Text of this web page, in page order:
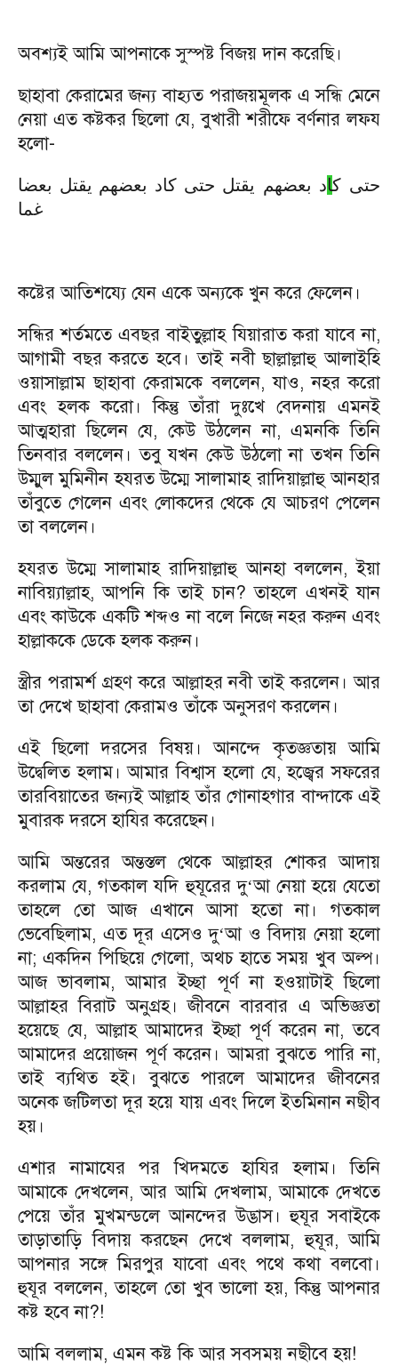
অবশ্যই আমি আপনাকে সুস্পষ্ট বিজয় দান করেছি।
ছাহাবা কেরামের জন্য বাহ্যত পরাজয়মূলক এ সন্ধি মেনে
নেয়া এত কষ্টকর ছিলো যে, বুখারী শরীফে বর্ণনার লফয
হলো-
حتى كاد بعضهم يقتل حتى كاد بعضهم يقتل بعضا
غما
কষ্টের আতিশয্যে যেন একে অন্যকে খুন করে ফেলেন।
সন্ধির শর্তমতে এবছর বাইতুল্লাহ যিয়ারাত করা যাবে না,
আগামী বছর করতে হবে। তাই নবী ছাল্লাল্লাহু আলাইহি
ওয়াসাল্লাম ছাহাবা কেরামকে বললেন, যাও, নহর করো
এবং হলক করো। কিন্তু তাঁরা দুঃখে বেদনায় এমনই
আত্মহারা ছিলেন যে, কেউ উঠলেন না, এমনকি তিনি
তিনবার বললেন। তবু যখন কেউ উঠলো না তখন তিনি
উম্মুল মুমিনীন হযরত উম্মে সালামাহ রাদিয়াল্লাহু আনহার
তাঁবুতে গেলেন এবং লোকদের থেকে যে আচরণ পেলেন
তা বললেন।
হযরত উম্মে সালামাহ রাদিয়াল্লাহু আনহা বললেন, ইয়া
নাবিয়্যাল্লাহ, আপনি কি তাই চান? তাহলে এখনই যান
এবং কাউকে একটি শব্দও না বলে নিজে নহর করুন এবং
হাল্লাককে ডেকে হলক করুন।
স্ত্রীর পরামর্শ গ্রহণ করে আল্লাহর নবী তাই করলেন। আর
তা দেখে ছাহাবা কেরামও তাঁকে অনুসরণ করলেন।
এই ছিলো দরসের বিষয়। আনন্দে কৃতজ্ঞতায় আমি
উদ্বেলিত হলাম। আমার বিশ্বাস হলো যে, হজ্বের সফরের
তারবিয়াতের জন্যই আল্লাহ তাঁর গোনাহগার বান্দাকে এই
মুবারক দরসে হাযির করেছেন।
আমি অন্তরের অন্তস্তল থেকে আল্লাহর শোকর আদায়
করলাম যে, গতকাল যদি হুযূরের দু‘আ নেয়া হয়ে যেতো
তাহলে তো আজ এখানে আসা হতো না। গতকাল
ভেবেছিলাম, এত দূর এসেও দু‘আ ও বিদায় নেয়া হলো
না; একদিন পিছিয়ে গেলো, অথচ হাতে সময় খুব অল্প।
আজ ভাবলাম, আমার ইচ্ছা পূর্ণ না হওয়াটাই ছিলো
আল্লাহর বিরাট অনুগ্রহ। জীবনে বারবার এ অভিজ্ঞতা
হয়েছে যে, আল্লাহ আমাদের ইচ্ছা পূর্ণ করেন না, তবে
আমাদের প্রয়োজন পূর্ণ করেন। আমরা বুঝতে পারি না,
তাই ব্যথিত হই। বুঝতে পারলে আমাদের জীবনের
অনেক জটিলতা দূর হয়ে যায় এবং দিলে ইতমিনান নছীব
হয়।
এশার নামাযের পর খিদমতে হাযির হলাম। তিনি
আমাকে দেখলেন, আর আমি দেখলাম, আমাকে দেখতে
পেয়ে তাঁর মুখমন্ডলে আনন্দের উদ্ভাস। হুযূর সবাইকে
তাড়াতাড়ি বিদায় করছেন দেখে বললাম, হুযূর, আমি
আপনার সঙ্গে মিরপুর যাবো এবং পথে কথা বলবো।
হুযূর বললেন, তাহলে তো খুব ভালো হয়, কিন্তু আপনার
কষ্ট হবে না?!
আমি বললাম, এমন কষ্ট কি আর সবসময় নছীবে হয়!